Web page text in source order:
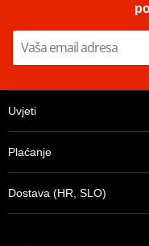
links
Original number of
teeth
Lanac
Connecting link of
U
Uvjeti
Plaćanje
Dostava (HR, SLO)